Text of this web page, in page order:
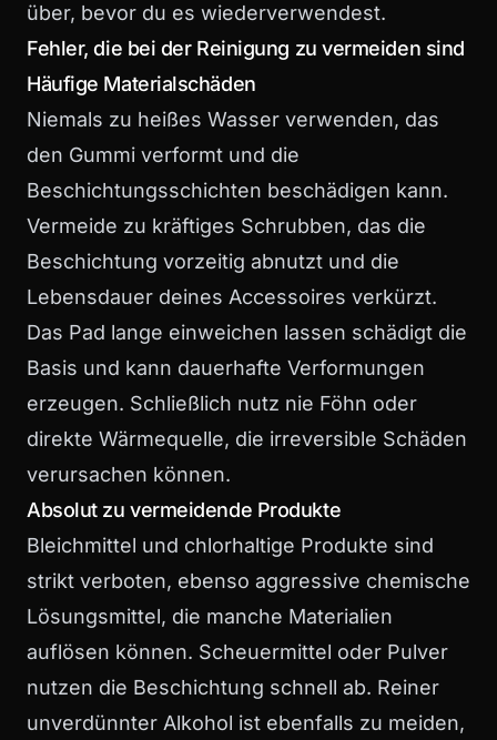
über, bevor du es wiederverwendest.
Fehler, die bei der Reinigung zu vermeiden sind
Häufige Materialschäden
Niemals zu heißes Wasser verwenden, das
den Gummi verformt und die
Beschichtungsschichten beschädigen kann.
Vermeide zu kräftiges Schrubben, das die
Beschichtung vorzeitig abnutzt und die
Lebensdauer deines Accessoires verkürzt.
Das Pad lange einweichen lassen schädigt die
Basis und kann dauerhafte Verformungen
erzeugen. Schließlich nutz nie Föhn oder
direkte Wärmequelle, die irreversible Schäden
verursachen können.
Absolut zu vermeidende Produkte
Bleichmittel und chlorhaltige Produkte sind
strikt verboten, ebenso aggressive chemische
Lösungsmittel, die manche Materialien
auflösen können. Scheuermittel oder Pulver
nutzen die Beschichtung schnell ab. Reiner
unverdünnter Alkohol ist ebenfalls zu meiden,